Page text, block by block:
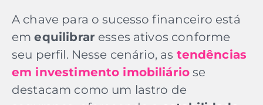
A chave para o sucesso financeiro está
emequilibrar esses ativos conforme
seu perfil. Nesse cenário, as tendências
em investimento imobiliário se
destacam como um lastro de